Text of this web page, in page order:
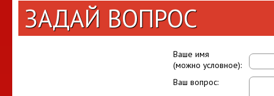
ЗАДАЙ ВОПРОС
Ваше имя
(можно условное):
Ваш вопрос: